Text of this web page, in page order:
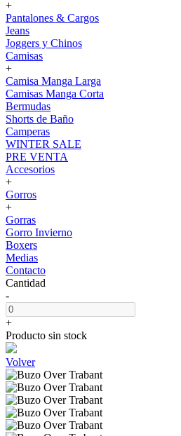
+
Pantalones & Cargos
Jeans
Joggers y Chinos
Camisas
+
Camisa Manga Larga
Camisas Manga Corta
Bermudas
Shorts de Baño
Camperas
WINTER SALE
PRE VENTA
Accesorios
+
Gorros
+
Gorras
Gorro Invierno
Boxers
Medias
Contacto
Cantidad
-
+
Producto sin stock
Volver